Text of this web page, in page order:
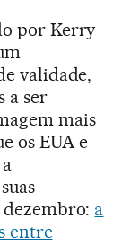
por Kerry
validade,
a ser
mais
os EUA e
dezembro: a
entre